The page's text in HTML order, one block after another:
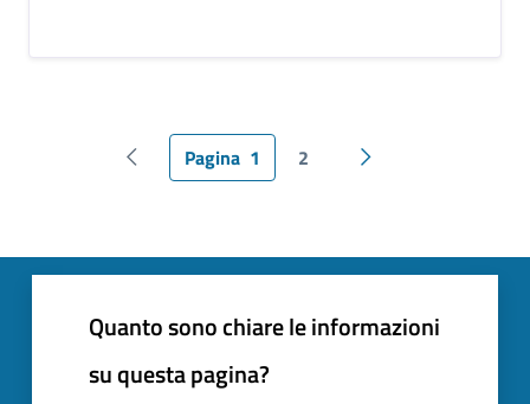
Pagina precedente
Pagina 1 2 Pagina successiva
Quanto sono chiare le informazioni
su questa pagina?